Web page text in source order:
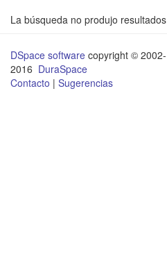
La búsqueda no produjo resultados
DSpace software copyright © 2002-
2016 DuraSpace
Contacto | Sugerencias